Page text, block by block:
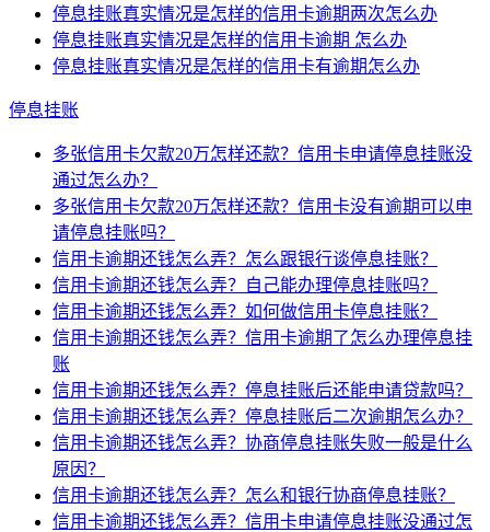
停息挂账真实情况是怎样的信用卡逾期两次怎么办
停息挂账真实情况是怎样的信用卡逾期 怎么办
停息挂账真实情况是怎样的信用卡有逾期怎么办
停息挂账
多张信用卡欠款20万怎样还款？信用卡申请停息挂账没
通过怎么办？
多张信用卡欠款20万怎样还款？信用卡没有逾期可以申
请停息挂账吗？
信用卡逾期还钱怎么弄？怎么跟银行谈停息挂账？
信用卡逾期还钱怎么弄？自己能办理停息挂账吗？
信用卡逾期还钱怎么弄？如何做信用卡停息挂账？
信用卡逾期还钱怎么弄？信用卡逾期了怎么办理停息挂
账
信用卡逾期还钱怎么弄？停息挂账后还能申请贷款吗？
信用卡逾期还钱怎么弄？停息挂账后二次逾期怎么办？
信用卡逾期还钱怎么弄？协商停息挂账失败一般是什么
原因？
信用卡逾期还钱怎么弄？怎么和银行协商停息挂账？
信用卡逾期还钱怎么弄？信用卡申请停息挂账没通过怎